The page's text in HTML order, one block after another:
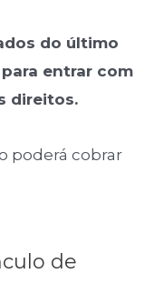
do último
entrar com
direitos.
poderá cobrar
de